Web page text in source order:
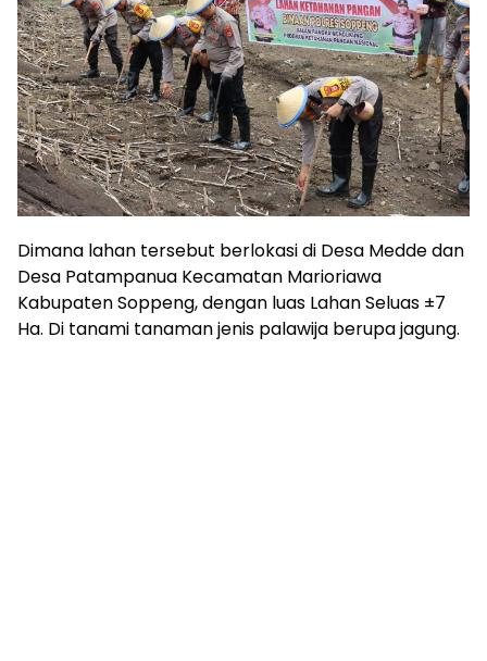
Dimana lahan tersebut berlokasi di Desa Medde dan
Desa Patampanua Kecamatan Marioriawa
Kabupaten Soppeng, dengan luas Lahan Seluas ±7
Ha. Di tanami tanaman jenis palawija berupa jagung.